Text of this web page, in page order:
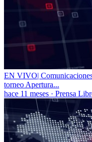
EN VIVO|
torneo Apertura...
hace 11 meses · Prensa